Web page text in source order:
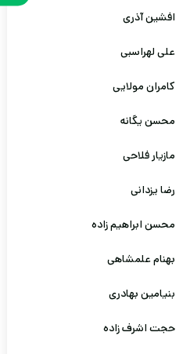
افشین آذری
علی لهراسبی
کامران مولایی
محسن یگانه
مازیار فلاحی
رضا یزدانی
محسن ابراهیم زاده
بهنام علمشاهی
بنیامین بهادری
حجت اشرف زاده